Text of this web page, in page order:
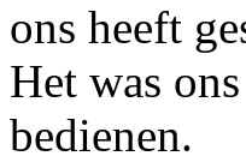
ons heeft
Het was
bedienen.